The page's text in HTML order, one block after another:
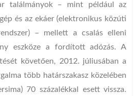
találmányok – mint például az
és az ekáer (elektronikus közúti
– mellett a csalás elleni
eszköze a fordított adózás. A
követően, 2012. júliusában a
több határszakasz közelében
70 százalékkal esett vissza.